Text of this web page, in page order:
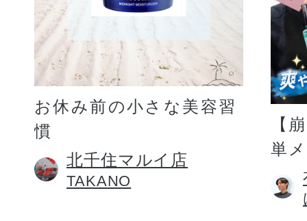
お休み前の小さな美容習
慣
北千住マルイ店
TAKANO
【
単